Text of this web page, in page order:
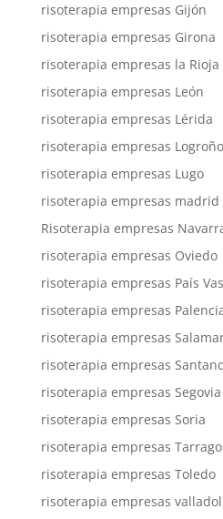
risoterapia empresas Gijón
risoterapia empresas Girona
risoterapia empresas la Rioja
risoterapia empresas León
risoterapia empresas Lérida
risoterapia empresas Logroño
risoterapia empresas Lugo
risoterapia empresas madrid
Risoterapia empresas
risoterapia empresas Oviedo
risoterapia empresas País
risoterapia empresas
risoterapia empresas
risoterapia empresas
risoterapia empresas Segovia
risoterapia empresas Soria
risoterapia empresas
risoterapia empresas Toledo
risoterapia empresas